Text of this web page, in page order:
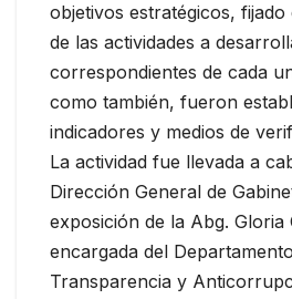
objetivos estratégicos,
de las actividades a
correspondientes de cada
como también, fueron
indicadores y medios de
La actividad fue llevada a
Dirección General de
exposición de la Abg. Gloria
encargada del
Transparencia y